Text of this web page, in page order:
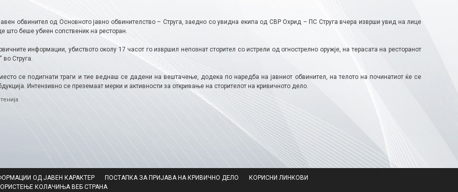
обвинител од Основното јавно обвинителство – Струга, заедно со увидна екипа од СВР Охрид – ПС Струга вчера изврши увид на лице
што беше убиен сопственик на ресторан.
информации, убиството околу 17 часот го извршил непознат сторител со истрели од огнострелно оружје, на терасата на ресторанот
во Струга.
се подигнати траги и тие веднаш се дадени на вештачење, додека по наредба на јавниот обвинител, на телото на починатиот ќе се
Интензивно се преземаат мерки и активности за откривање на сторителот на кривичното дело.
ОД ЈАВЕН КАРАКТЕР ПОСТАПКА ЗА ПРИЈАВА НА КРИВИЧНО ДЕЛО
КОРИСНИ ЛИНКОВИ
КОЛАЧИЊА ВЕБ СТРАНА